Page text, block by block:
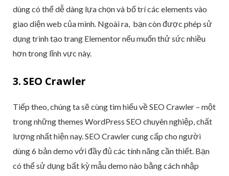
dùng có thể dễ dàng lựa chọn và bố trí các elements vào
giao diện web của mình. Ngoài ra, bạn còn được phép sử
dụng trình tạo trang Elementor nếu muốn thử sức nhiều
hơn trong lĩnh vực này.
3. SEO Crawler
Tiếp theo, chúng ta sẽ cùng tìm hiểu về SEO Crawler – một
trong những themes WordPress SEO chuyên nghiệp, chất
lượng nhất hiện nay. SEO Crawler cung cấp cho người
dùng 6 bản demo với đầy đủ các tính năng cần thiết. Bạn
có thể sử dụng bất kỳ mẫu demo nào bằng cách nhập